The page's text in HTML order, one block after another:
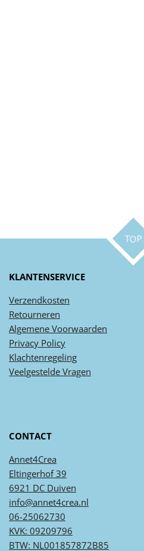
TOP
KLANTENSERVICE
Verzendkosten
Retourneren
Algemene Voorwaarden
Privacy Policy
Klachtenregeling
Veelgestelde Vragen
CONTACT
Annet4Crea
Eltingerhof 39
6921 DC Duiven
info@annet4crea.nl
06-25062730
KVK: 09209796
BTW: NL001857872B85